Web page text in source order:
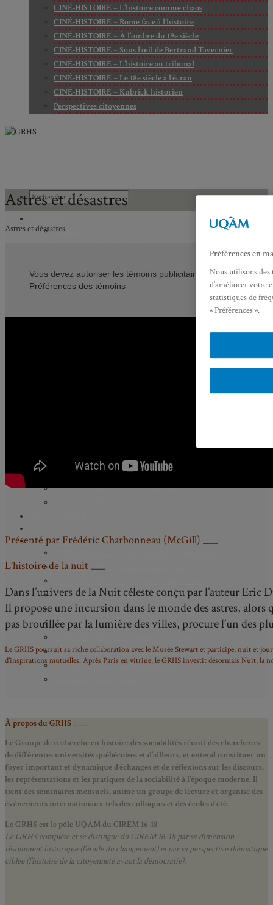
CINÉ-HISTOIRE – L’histoire comme chaos
CINÉ-HISTOIRE – Rome face à l’histoire
CINÉ-HISTOIRE – À l’ombre du 19e siècle
CINÉ-HISTOIRE – Sous l’œil de Bertrand Tavernier
CINÉ-HISTOIRE – L’histoire au tribunal
CINÉ-HISTOIRE – Le 18e siècle à l’écran
CINÉ-HISTOIRE – Kubrick historien
Perspectives citoyennes
Mission
Membres étudiants
Chercheurs associés
Statuts
Axe 2 : Réputation, célébrité et popularité dans l’espace
Axe 3 : Diffusion, circulation et appropriation des savoirs
MÉDIATHÈQUE
CINÉ-HISTOIRE – La femme à la caméra
CINÉ-HISTOIRE – Rome face à l’histoire
CINÉ-HISTOIRE – À l’ombre du 19e siècle
CINÉ-HISTOIRE – Sous l’œil de Bertrand Tavernier
CINÉ-HISTOIRE – Le 18e siècle à l’écran
CINÉ-HISTOIRE – Kubrick historien
Astres et désastres
Astres et désastres
Vous devez autoriser les témoins publicitaires pour afficher
Préférences des témoins
Présenté par Frédéric Charbonneau (McGill) ___
L’histoire de la nuit ___
Dans l’univers de la Nuit céleste conçu par l’auteur
Il propose une incursion dans le monde des astres, alors
pas brouillée par la lumière des villes, procure l’un des
Le GRHS poursuit sa riche collaboration avec le Musée Stewart et participe, nuit et
d’inspirations mutuelles. Après Paris en vitrine, le GRHS investit désormais Nuit, la
À propos du GRHS ___
Le Groupe de recherche en histoire des sociabilités réunit des chercheurs
de différentes universités québécoises et d’ailleurs, et entend constituer un
foyer important et dynamique d’échanges et de réflexions sur les discours,
les représentations et les pratiques de la sociabilité à l’époque moderne. Il
tient des séminaires mensuels, anime un groupe de lecture et organise des
événements internationaux tels des colloques et des écoles d’été.
Le GRHS est le pôle UQAM du CIREM 16-18
Le GRHS complète et se distingue du CIREM 16-18 par sa dimension
résolument historique (l’étude du changement) et par sa perspective thématique
ciblée (l’histoire de la citoyenneté avant la démocratie).
Préférences en
Nous utilisons
d’améliorer votre
statistiques de
« Préférences ».